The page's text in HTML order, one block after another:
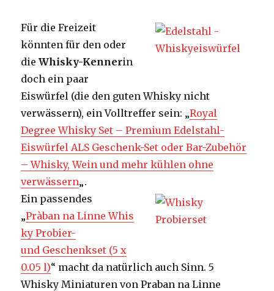
Für die Freizeit
könnten für den oder
dieWhisky-Kennerin
doch ein paar
Eiswürfel (die den guten Whisky nicht
verwässern), ein Volltreffer sein: „Royal
Degree Whisky Set – Premium Edelstahl-
Eiswürfel ALS Geschenk-Set oder Bar-Zubehör
– Whisky, Wein und mehr kühlen ohne
verwässern„.
Ein passendes
„Pràban na Linne Whis
ky Probier-
und Geschenkset (5 x
0.05 l)“ macht da natürlich auch Sinn.5
Whisky Miniaturen von Praban na Linne